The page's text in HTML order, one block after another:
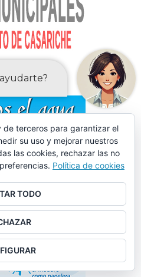
de terceros para garantizar el
su uso y mejorar nuestros
las cookies, rechazar las no
Política de cookies
TODO